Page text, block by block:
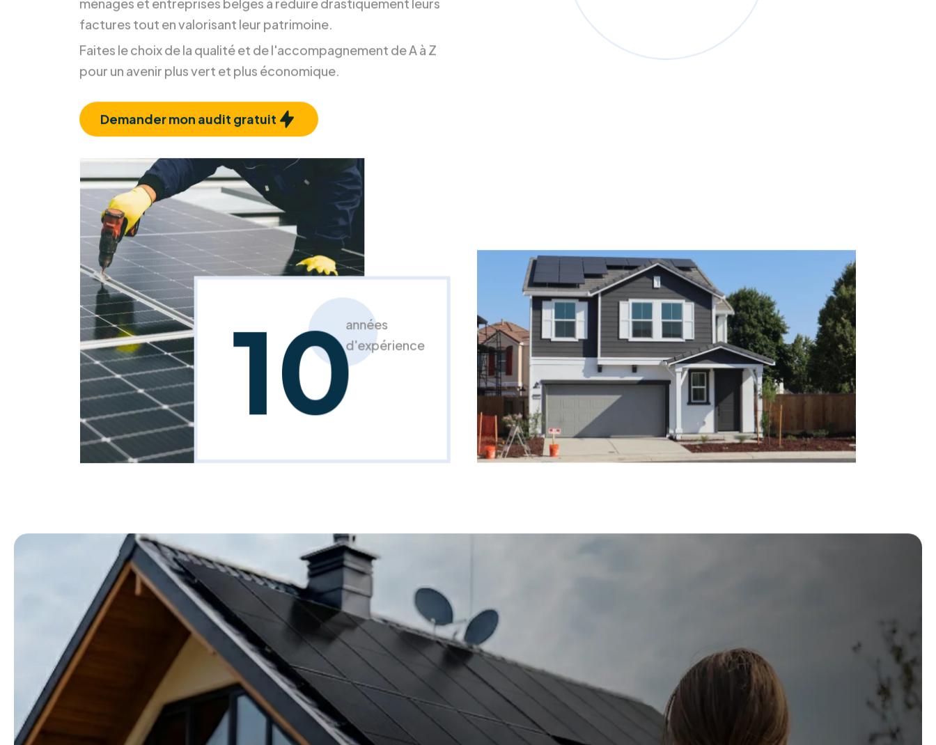
ménages et entreprises belges à réduire drastiquement leurs
factures tout en valorisant leur patrimoine.
Faites le choix de la qualité et de l'accompagnement de A à Z
pour un avenir plus vert et plus économique.
Demander mon audit gratuit
10années
d'expérience